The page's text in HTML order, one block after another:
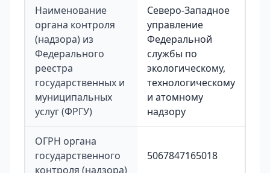
Наименование
органа контроля
(надзора) из
Федерального
реестра
государственных и
муниципальных
услуг (ФРГУ)
Северо-Западное
управление
Федеральной
службы по
экологическому,
технологическому
и атомному
надзору
ОГРН органа
государственного
контроля (надзора)
5067847165018